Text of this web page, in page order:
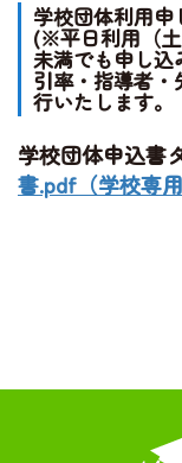
学校団体利用申
(※平日利用（土
未満でも申し込
引率・指導者・
行いたします。
学校団体申込書
書.pdf（学校専用